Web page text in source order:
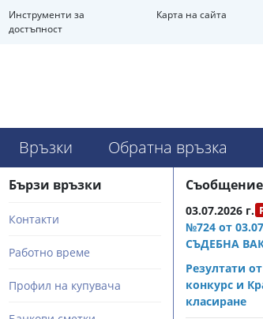
Инструменти за
достъпност
Карта на сайта
Връзки Обратна връзка
Бързи връзки
Контакти
Работно време
Профил на купувача
Съобщение
03.07.2026 г.
№724 от
СЪДЕБНА
Резултати
конкурс и
класиране